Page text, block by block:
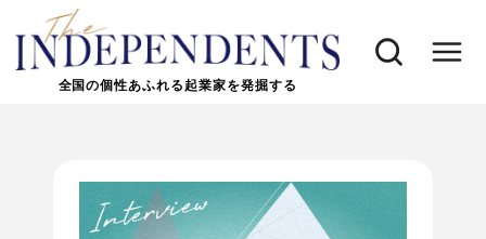
全国の個性あふれる起業家を発掘する